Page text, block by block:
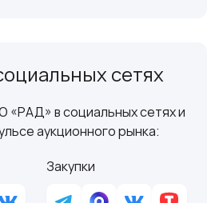
сетях
«РАД» в социальных сетях и
аукционного рынка:
Закупки